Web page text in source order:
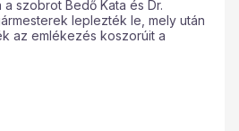
szobrot Bedő Kata és Dr.
leplezték le, mely után
az emlékezés koszorúit a